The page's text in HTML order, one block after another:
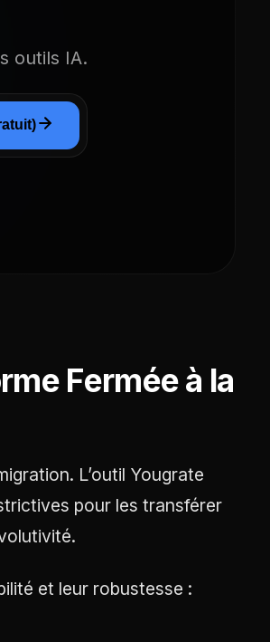
outils IA.
Fermée à la
L’outil Yougrate
pour les transférer
et leur robustesse :